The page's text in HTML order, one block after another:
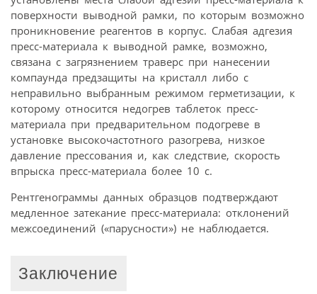
поверхности выводной рамки, по которым возможно
проникновение реагентов в корпус. Слабая адгезия
пресс-материала к выводной рамке, возможно,
связана с загрязнением траверс при нанесении
компаунда предзащиты на кристалл либо с
неправильно выбранным режимом герметизации, к
которому относится недогрев таблеток пресс-
материала при предварительном подогреве в
установке высокочастотного разогрева, низкое
давление прессования и, как следствие, скорость
впрыска пресс-материала более 10 с.
Рентгенограммы данных образцов подтверждают
медленное затекание пресс-материала: отклонений
межсоединений («парусности») не наблюдается.
Заключение